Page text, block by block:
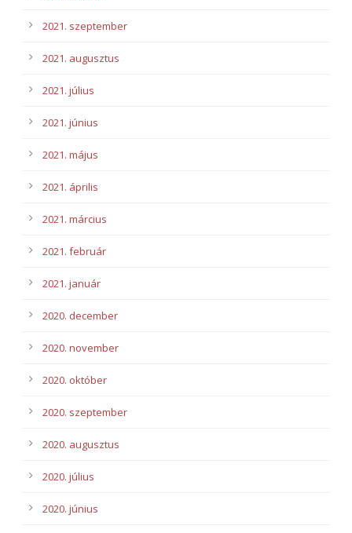
2021. szeptember
2021. augusztus
2021. július
2021. június
2021. május
2021. április
2021. március
2021. február
2021. január
2020. december
2020. november
2020. október
2020. szeptember
2020. augusztus
2020. július
2020. június